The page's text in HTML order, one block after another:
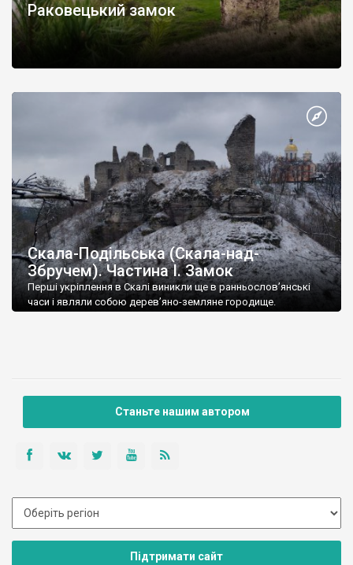
Раковецький замок
Скала-Подільська (Скала-над-
Збручем). Частина І. Замок
Перші укріплення в Скалі виникли ще в ранньослов’янські
часи і являли собою дерев’яно-земляне городище.
Станьте нашим автором
Підтримати сайт